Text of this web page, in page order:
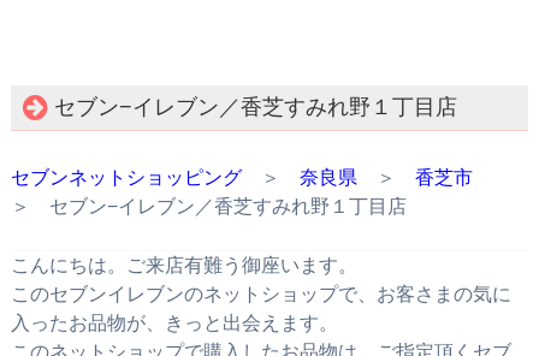
セブン−イレブン／香芝すみれ野１丁目店
セブンネットショッピング＞ 奈良県 ＞ 香芝市
＞ セブン−イレブン／香芝すみれ野１丁目店
こんにちは。ご来店有難う御座います。
このセブンイレブンのネットショップで、お客さまの気に
入ったお品物が、きっと出会えます。
このネットショップで購入したお品物は、ご指定頂くセブ